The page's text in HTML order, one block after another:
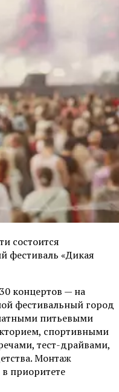
состоится
фестиваль «Дикая
концертов — на
фестивальный город
питьевыми
спортивными
тест-драйвами,
Монтаж
в приоритете